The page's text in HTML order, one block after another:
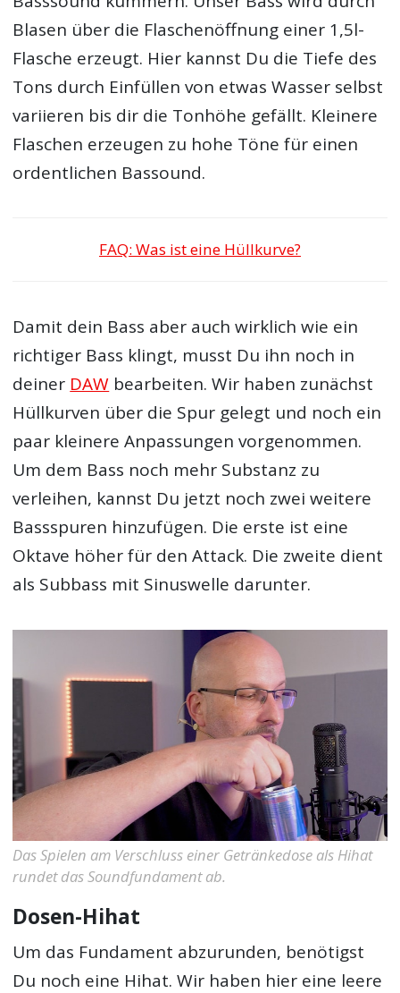
Blasen über die Flaschenöffnung einer 1,5l-
Flasche erzeugt. Hier kannst Du die Tiefe des
Tons durch Einfüllen von etwas Wasser selbst
variieren bis dir die Tonhöhe gefällt. Kleinere
Flaschen erzeugen zu hohe Töne für einen
ordentlichen Bassound.
FAQ: Was ist eine Hüllkurve?
Damit dein Bass aber auch wirklich wie ein
richtiger Bass klingt, musst Du ihn noch in
deiner DAW bearbeiten. Wir haben zunächst
Hüllkurven über die Spur gelegt und noch ein
paar kleinere Anpassungen vorgenommen.
Um dem Bass noch mehr Substanz zu
verleihen, kannst Du jetzt noch zwei weitere
Bassspuren hinzufügen. Die erste ist eine
Oktave höher für den Attack. Die zweite dient
als Subbass mit Sinuswelle darunter.
Das Spielen am Verschluss einer Getränkedose als Hihat
rundet das Soundfundament ab.
Dosen-Hihat
Um das Fundament abzurunden, benötigst
Du noch eine Hihat. Wir haben hier eine leere